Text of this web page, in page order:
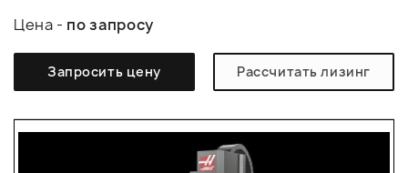
Цена - по запросу
Запросить цену Рассчитать лизинг